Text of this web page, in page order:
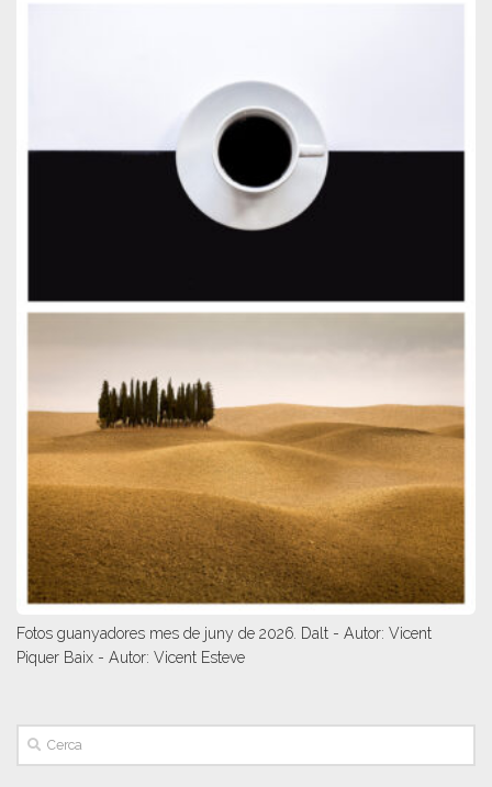
Fotos guanyadores mes de juny de 2026. Dalt - Autor: Vicent
Piquer Baix - Autor: Vicent Esteve